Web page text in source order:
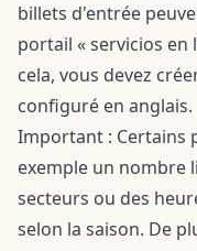
billets d'entrée
portail « servicios en
cela, vous devez
configuré en anglais.
Important : Certains
exemple un nombre
secteurs ou des
selon la saison. De